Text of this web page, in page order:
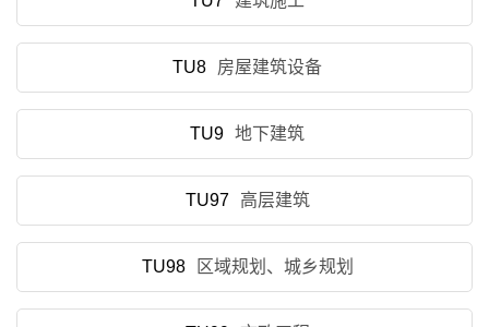
TU8 房屋建筑设备
TU9 地下建筑
TU97 高层建筑
TU98 区域规划、城乡规划